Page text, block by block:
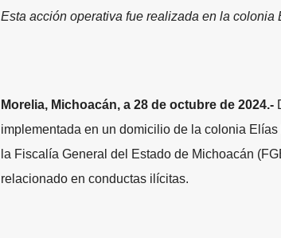
Esta acción operativa fue realizada en la
Morelia, Michoacán, a 28 de octubre de 2024.-
implementada en un domicilio de la colonia
la Fiscalía General del Estado de Michoacán
relacionado en conductas ilícitas.